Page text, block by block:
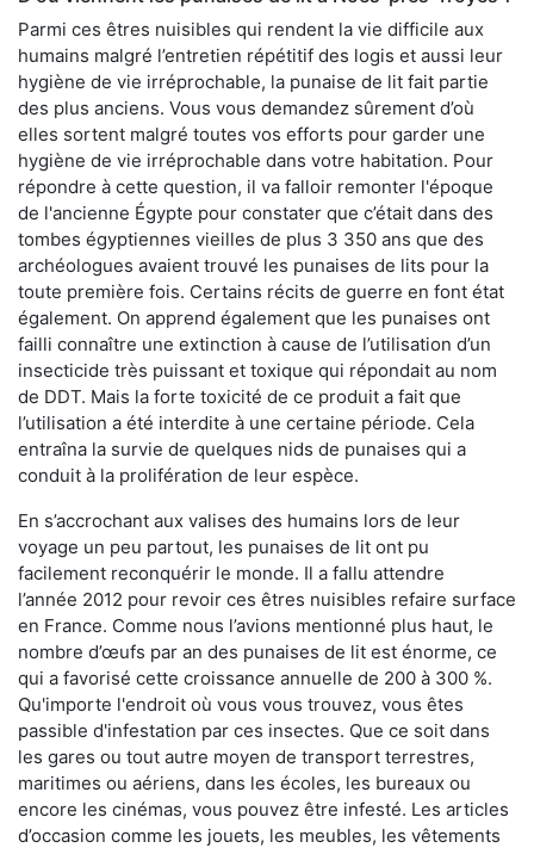
Parmi ces êtres nuisibles qui rendent la vie difficile aux
humains malgré l’entretien répétitif des logis et aussi leur
hygiène de vie irréprochable, la punaise de lit fait partie
des plus anciens. Vous vous demandez sûrement d’où
elles sortent malgré toutes vos efforts pour garder une
hygiène de vie irréprochable dans votre habitation. Pour
répondre à cette question, il va falloir remonter l'époque
de l'ancienne Égypte pour constater que c’était dans des
tombes égyptiennes vieilles de plus 3 350 ans que des
archéologues avaient trouvé les punaises de lits pour la
toute première fois. Certains récits de guerre en font état
également. On apprend également que les punaises ont
failli connaître une extinction à cause de l’utilisation d’un
insecticide très puissant et toxique qui répondait au nom
de DDT. Mais la forte toxicité de ce produit a fait que
l’utilisation a été interdite à une certaine période. Cela
entraîna la survie de quelques nids de punaises qui a
conduit à la prolifération de leur espèce.
En s’accrochant aux valises des humains lors de leur
voyage un peu partout, les punaises de lit ont pu
facilement reconquérir le monde. Il a fallu attendre
l’année 2012 pour revoir ces êtres nuisibles refaire surface
en France. Comme nous l’avions mentionné plus haut, le
nombre d’œufs par an des punaises de lit est énorme, ce
qui a favorisé cette croissance annuelle de 200 à 300 %.
Qu'importe l'endroit où vous vous trouvez, vous êtes
passible d'infestation par ces insectes. Que ce soit dans
les gares ou tout autre moyen de transport terrestres,
maritimes ou aériens, dans les écoles, les bureaux ou
encore les cinémas, vous pouvez être infesté. Les articles
d’occasion comme les jouets, les meubles, les vêtements